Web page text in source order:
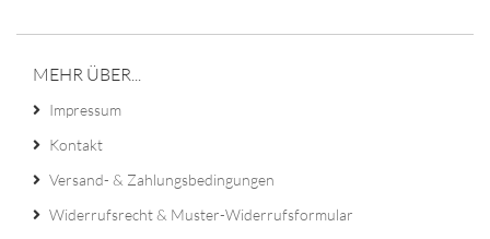
MEHR ÜBER...
Impressum
Kontakt
Versand- & Zahlungsbedingungen
Widerrufsrecht & Muster-Widerrufsformular